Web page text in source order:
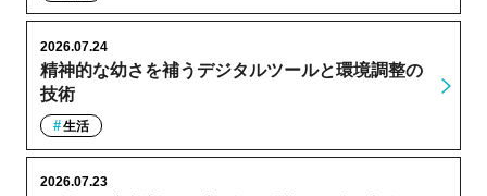
精神的な幼さを補うデジタルツールと環境調整の
技術
2026.07.24
生活
2026.07.23